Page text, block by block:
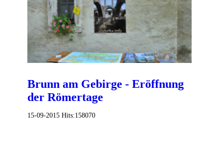
Brunn am Gebirge - Eröffnung
der Römertage
15-09-2015 Hits:158070